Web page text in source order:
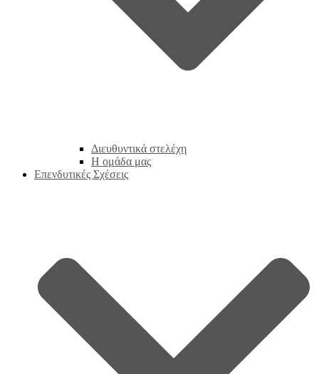
Διευθυντικά στελέχη
Η ομάδα μας
Επενδυτικές Σχέσεις